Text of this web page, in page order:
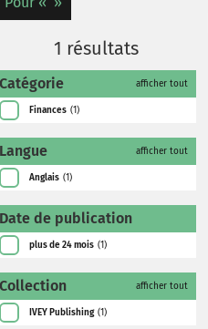
1 résultats
Catégorie afficher tout
Finances (1)
Langue afficher tout
Anglais (1)
Date de publication
plus de 24 mois (1)
Collection afficher tout
IVEY Publishing (1)